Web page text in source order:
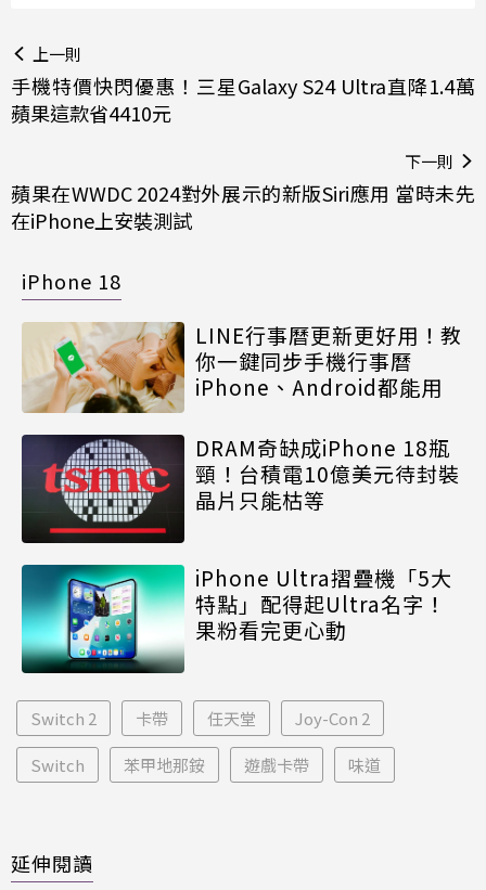
上一則
手機特價快閃優惠！三星Galaxy S24 Ultra直降1.4萬
蘋果這款省4410元
下一則
蘋果在WWDC 2024對外展示的新版Siri應用 當時未先
在iPhone上安裝測試
iPhone 18
LINE行事曆更新更好用！教
你一鍵同步手機行事曆
iPhone、Android都能用
DRAM奇缺成iPhone 18瓶
頸！台積電10億美元待封裝
晶片只能枯等
iPhone Ultra摺疊機「5大
特點」配得起Ultra名字！
果粉看完更心動
Switch 2 卡帶 任天堂 Joy-Con 2
Switch 苯甲地那銨 遊戲卡帶 味道
延伸閱讀